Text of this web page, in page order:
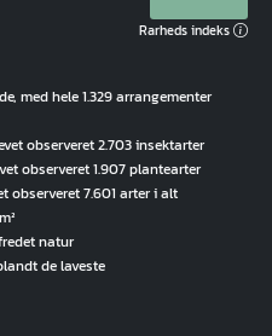
Rarheds indeks
med hele 1.329 arrangementer
observeret 2.703 insektarter
observeret 1.907 plantearter
observeret 7.601 arter i alt
natur
de laveste